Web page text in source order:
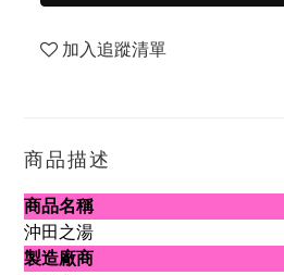
加入追蹤清單
商品描述
商品名稱
沖田之湯
製造廠商